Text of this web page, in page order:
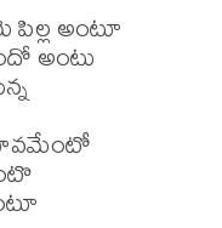
అంటూ
అంటు